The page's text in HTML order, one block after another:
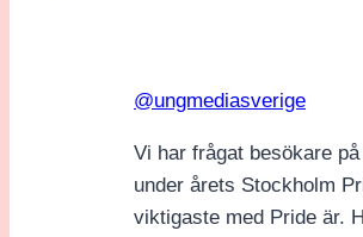
@ungmediasverige
Vi har frågat besökare
under årets Stockholm
viktigaste med Pride är.